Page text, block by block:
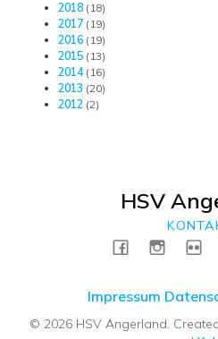
2018 (18)
2017 (19)
2016 (19)
2015 (13)
2014(16)
2013 (20)
2012 (2)
HSV
Impressum
© 2026 HSV Angerland.